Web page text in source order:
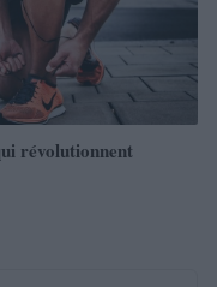
révolutionnent